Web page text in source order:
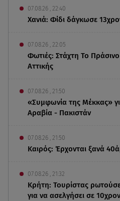
07.08.26 , 22:40
Χανιά: Φίδι δάγκωσε
07.08.26 , 22:05
Φωτιές: Στάχτη Το Πράσινο
Αττικής
07.08.26 , 21:50
«Συμφωνία της Μέκκας»
Αραβία - Πακιστάν
07.08.26 , 21:50
Καιρός: Έρχονται ξανά
07.08.26 , 21:32
Κρήτη: Τουρίστας
για να ασελγήσει σε